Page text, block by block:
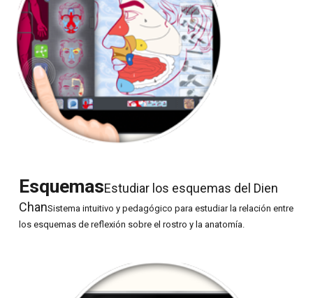
EsquemasEstudiar los esquemas del Dien
ChanSistema intuitivo y pedagógico para estudiar la relación entre
los esquemas de reflexión sobre el rostro y la anatomía.